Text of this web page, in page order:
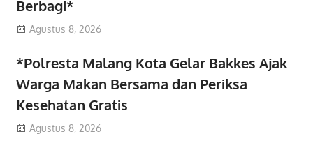
Berbagi*
Agustus 8, 2026
*Polresta Malang Kota Gelar Bakkes Ajak
Warga Makan Bersama dan Periksa
Kesehatan Gratis
Agustus 8, 2026